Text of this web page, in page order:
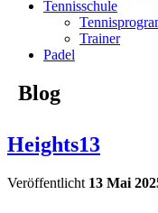
Tennisschule
Trainer
Padel
Blog
Heights13
Veröffentlicht 13 Mai